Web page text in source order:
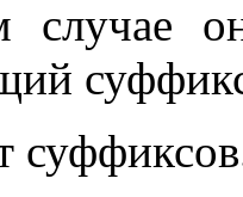
случае